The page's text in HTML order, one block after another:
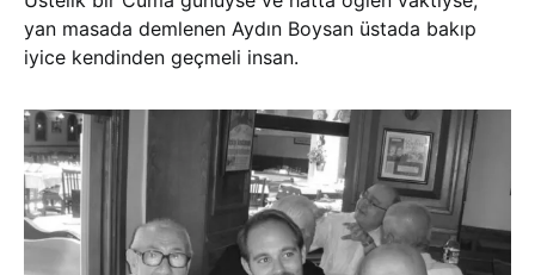
yan masada demlenen Aydın Boysan üstada bakıp
iyice kendinden geçmeli insan.